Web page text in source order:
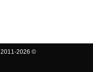
2011-2026 ©